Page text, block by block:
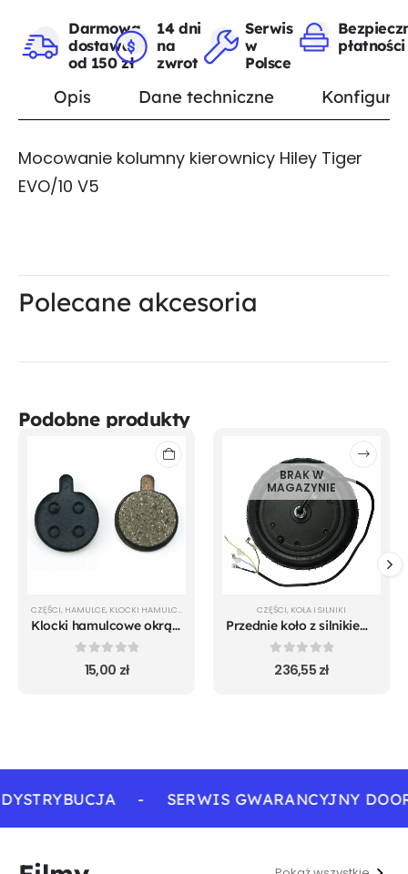
Darmowa
dostawa
od 150 zł
14 dni
na
zwrot
Serwis
w
Polsce
płatności
Opis Dane techniczne
Mocowanie kolumny kierownicy Hiley Tiger
EVO/10 V5
Polecane akcesoria
Podobne produkty
CZĘŚCI HAMULCE KLOCKI HAMULCOWE
Klocki hamulcowe okrągłe 18.5 mm
out of 5
15,00 zł
BRAK W
MAGAZYNIE
CZĘŚCI KOŁA I SILNIKI
Przednie koło z silnikiem Xiaomi m365 Mi 1S Essential
0out of 5
236,55zł
- SERWIS GWARANCYJNY